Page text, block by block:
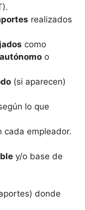
realizados
como
autónomo o
(si aparecen)
lo que
cada empleador.
y/o base de
donde